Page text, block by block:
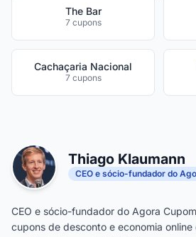
The Bar
7 cupons
Cachaçaria Nacional
7 cupons
Thiago Klaumann
CEO e sócio-fundador do
CEO e sócio-fundador do Agora
cupons de desconto e economia online